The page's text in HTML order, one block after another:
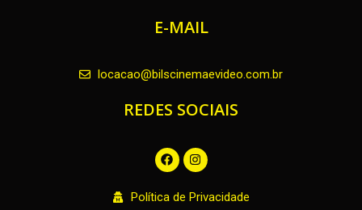
E-MAIL
locacao@bilscinemaevideo.com.br
REDES SOCIAIS
F
a
c
b
I
n
s
t
a
Política de Privacidade